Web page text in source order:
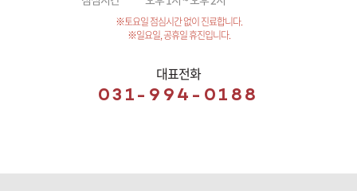
※토요일 점심시간 없이 진료합니다.
※일요일, 공휴일 휴진입니다.
대표전화
031-994-0188